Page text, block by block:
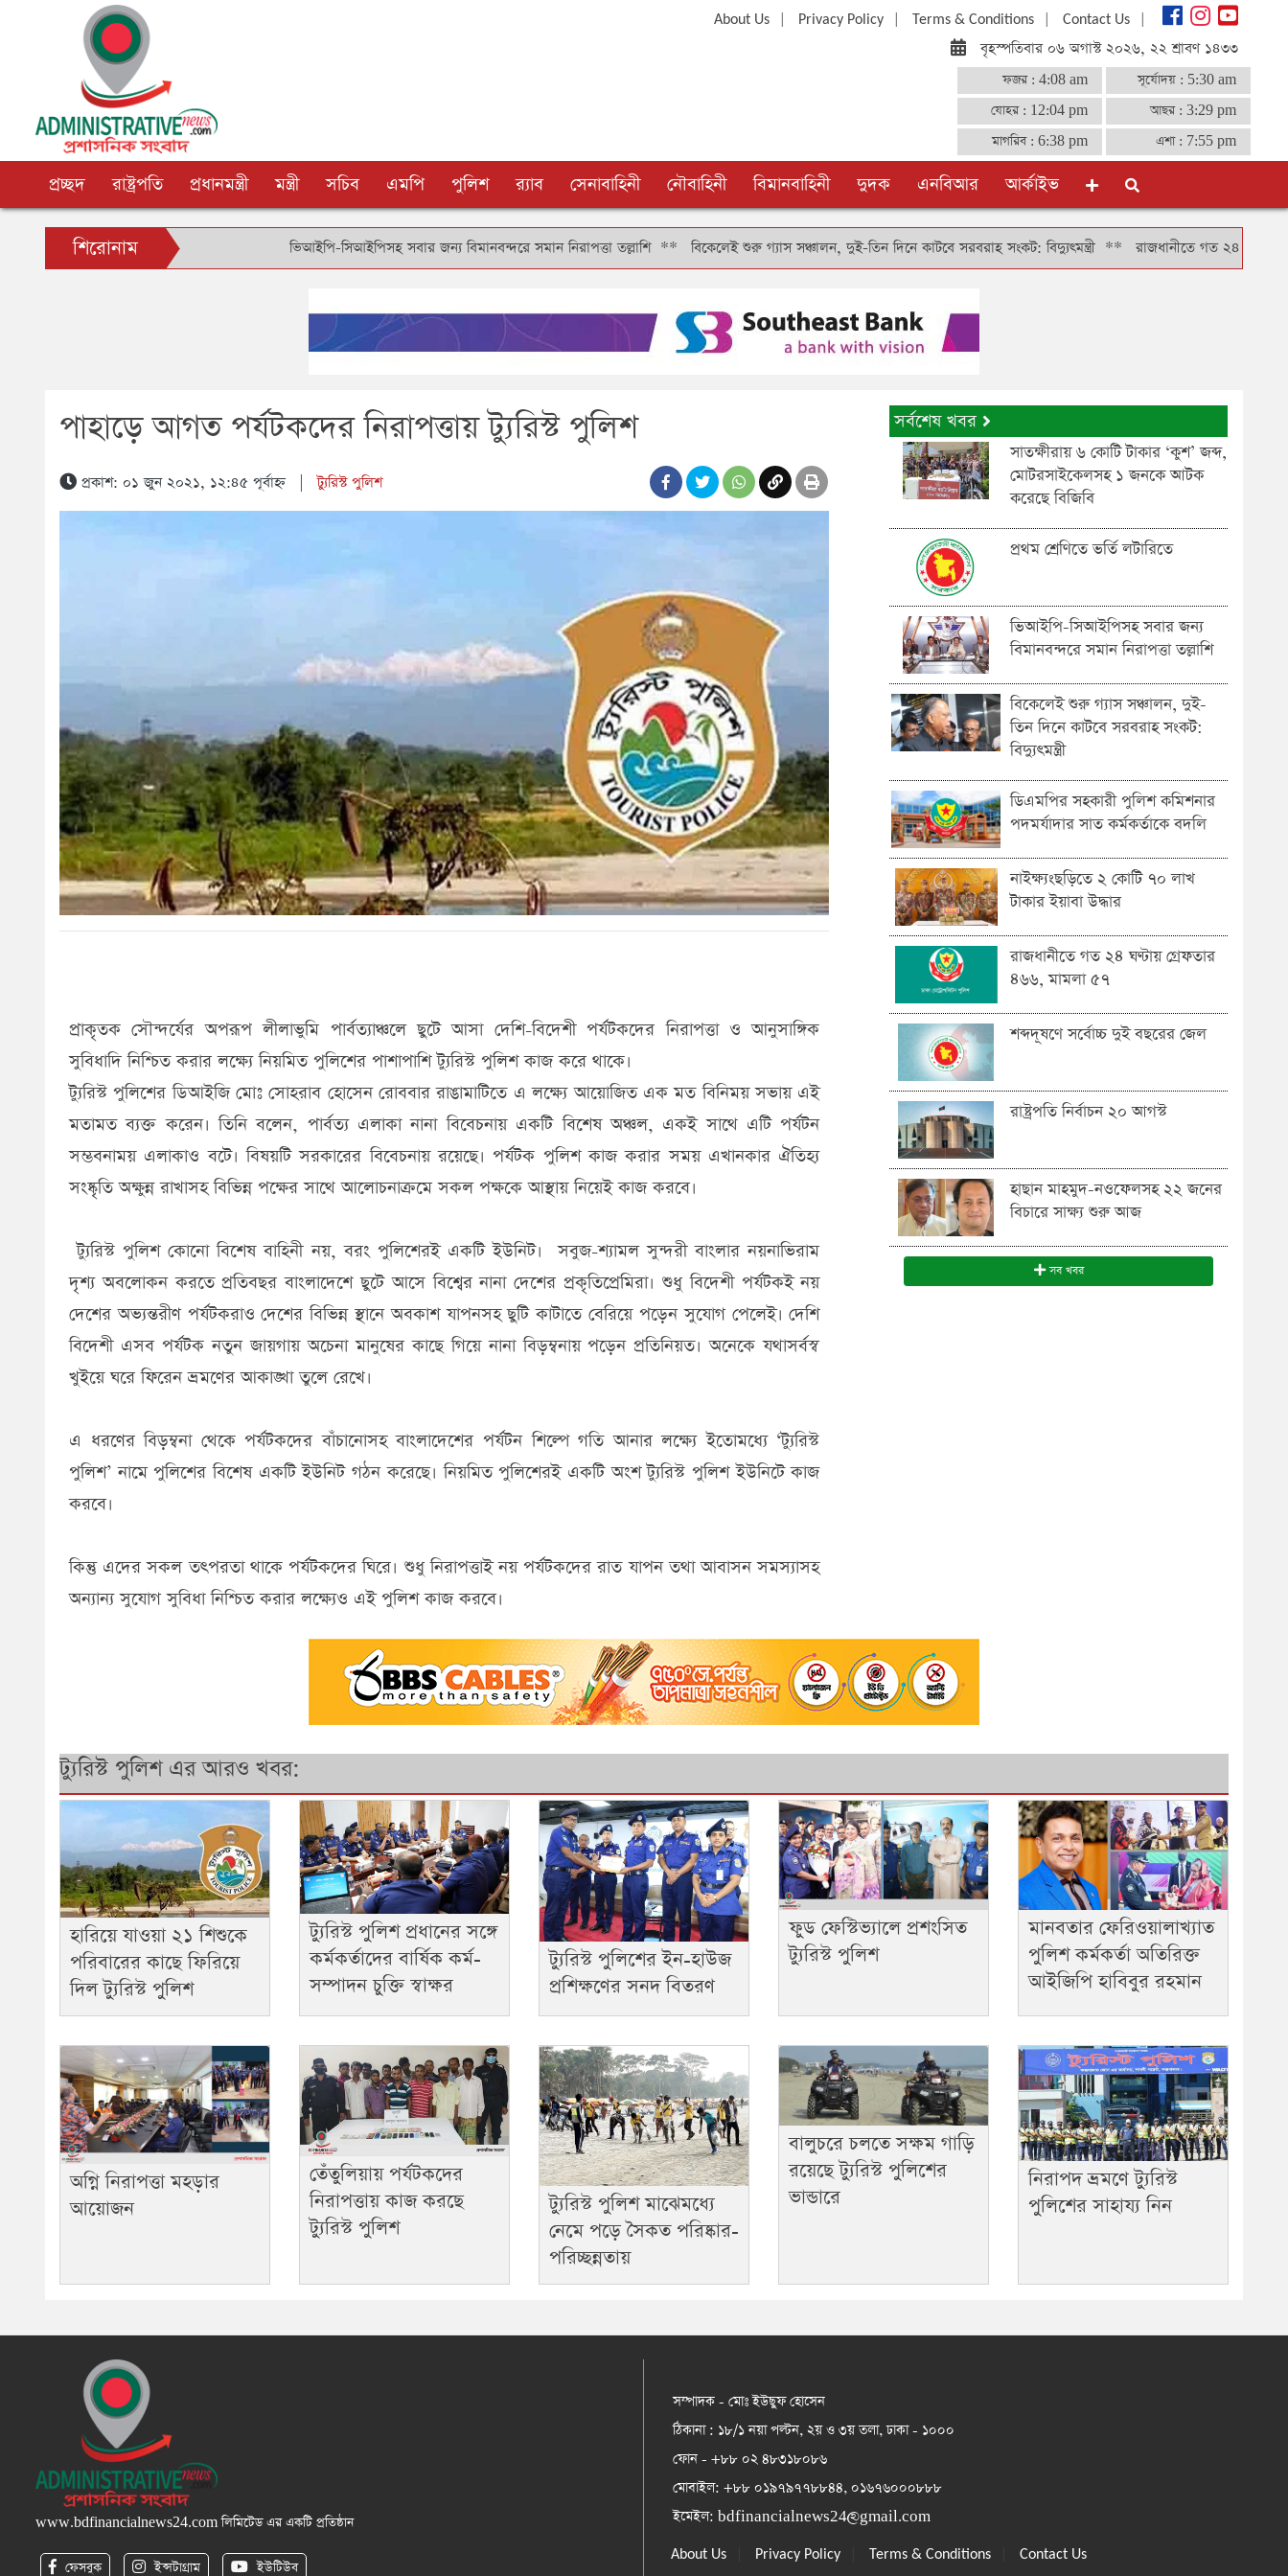
About Us| Privacy Policy| Terms & Conditions| Contact Us|
বৃহস্পতিবার ০৬ অগাস্ট ২০২৬, ২২ শ্রাবণ ১৪৩৩
ফজর : 4:08 am সূর্যোদয় : 5:30 am
যোহর : 12:04 pm আছর : 3:29 pm
মাগরিব : 6:38 pm এশা : 7:55 pm
প্রচ্ছদ রাষ্ট্রপতি প্রধানমন্ত্রী মন্ত্রী সচিব এমপি পুলিশ র‍্যাব সেনাবাহিনী নৌবাহিনী বিমানবাহিনী দুদক এনবিআর আর্কাইভ
শিরোনাম ভিআইপি-সিআইপিসহ সবার জন্য বিমানবন্দরে সমান নিরাপত্তা তল্লাশি**বিকেলেই শুরু গ্যাস সঞ্চালন, দুই-তিন দিনে কাটবে সরবরাহ সংকট: বিদ্যুৎমন্ত্রী**রাজধানীতে গত ২৪ ঘণ্টায় গ্রেফতার
পাহাড়ে আগত পর্যটকদের নিরাপত্তায় ট্যুরিস্ট পুলিশ
প্রকাশ: ০১ জুন ২০২১, ১২:৪৫ পূর্বাহ্ন|ট্যুরিস্ট পুলিশ
প্রাকৃতক সৌন্দর্যের অপরূপ লীলাভুমি পার্বত্যাঞ্চলে ছুটে আসা দেশি-বিদেশী পর্যটকদের নিরাপত্তা ও আনুসাঙ্গিক
সুবিধাদি নিশ্চিত করার লক্ষ্যে নিয়মিত পুলিশের পাশাপাশি ট্যুরিস্ট পুলিশ কাজ করে থাকে।
ট্যুরিস্ট পুলিশের ডিআইজি মোঃ সোহরাব হোসেন রোববার রাঙামাটিতে এ লক্ষ্যে আয়োজিত এক মত বিনিময় সভায় এই
মতামত ব্যক্ত করেন। তিনি বলেন, পার্বত্য এলাকা নানা বিবেচনায় একটি বিশেষ অঞ্চল, একই সাথে এটি পর্যটন
সম্ভবনাময় এলাকাও বটে। বিষয়টি সরকারের বিবেচনায় রয়েছে। পর্যটক পুলিশ কাজ করার সময় এখানকার ঐতিহ্য
সংষ্কৃতি অক্ষুন্ন রাখাসহ বিভিন্ন পক্ষের সাথে আলোচনাক্রমে সকল পক্ষকে আস্থায় নিয়েই কাজ করবে।
ট্যুরিস্ট পুলিশ কোনো বিশেষ বাহিনী নয়, বরং পুলিশেরই একটি ইউনিট। সবুজ-শ্যামল সুন্দরী বাংলার নয়নাভিরাম
দৃশ্য অবলোকন করতে প্রতিবছর বাংলাদেশে ছুটে আসে বিশ্বের নানা দেশের প্রকৃতিপ্রেমিরা। শুধু বিদেশী পর্যটকই নয়
দেশের অভ্যন্তরীণ পর্যটকরাও দেশের বিভিন্ন স্থানে অবকাশ যাপনসহ ছুটি কাটাতে বেরিয়ে পড়েন সুযোগ পেলেই। দেশি
বিদেশী এসব পর্যটক নতুন জায়গায় অচেনা মানুষের কাছে গিয়ে নানা বিড়ম্বনায় পড়েন প্রতিনিয়ত। অনেকে যথাসর্বস্ব
খুইয়ে ঘরে ফিরেন ভ্রমণের আকাঙ্খা তুলে রেখে।
এ ধরণের বিড়ম্বনা থেকে পর্যটকদের বাঁচানোসহ বাংলাদেশের পর্যটন শিল্পে গতি আনার লক্ষ্যে ইতোমধ্যে ‘ট্যুরিস্ট
পুলিশ’ নামে পুলিশের বিশেষ একটি ইউনিট গঠন করেছে। নিয়মিত পুলিশেরই একটি অংশ ট্যুরিস্ট পুলিশ ইউনিটে কাজ
করবে।
কিন্তু এদের সকল তৎপরতা থাকে পর্যটকদের ঘিরে। শুধু নিরাপত্তাই নয় পর্যটকদের রাত যাপন তথা আবাসন সমস্যাসহ
অন্যান্য সুযোগ সুবিধা নিশ্চিত করার লক্ষ্যেও এই পুলিশ কাজ করবে।
সর্বশেষ খবর
সাতক্ষীরায় ৬ কোটি টাকার ‘কুশ’ জব্দ,
মোটরসাইকেলসহ ১ জনকে আটক
করেছে বিজিবি
প্রথম শ্রেণিতে ভর্তি লটারিতে
ভিআইপি-সিআইপিসহ সবার জন্য
বিমানবন্দরে সমান নিরাপত্তা তল্লাশি
বিকেলেই শুরু গ্যাস সঞ্চালন, দুই-
তিন দিনে কাটবে সরবরাহ সংকট:
বিদ্যুৎমন্ত্রী
ডিএমপির সহকারী পুলিশ কমিশনার
পদমর্যাদার সাত কর্মকর্তাকে বদলি
নাইক্ষ্যংছড়িতে ২ কোটি ৭০ লাখ
টাকার ইয়াবা উদ্ধার
রাজধানীতে গত ২৪ ঘণ্টায় গ্রেফতার
৪৬৬, মামলা ৫৭
শব্দদূষণে সর্বোচ্চ দুই বছরের জেল
রাষ্ট্রপতি নির্বাচন ২০ আগস্ট
হাছান মাহমুদ-নওফেলসহ ২২ জনের
বিচারে সাক্ষ্য শুরু আজ
সব খবর
ট্যুরিস্ট পুলিশ এর আরও খবর:
হারিয়ে যাওয়া ২১ শিশুকে
পরিবারের কাছে ফিরিয়ে
দিল ট্যুরিস্ট পুলিশ
ট্যুরিস্ট পুলিশ প্রধানের সঙ্গে
কর্মকর্তাদের বার্ষিক কর্ম-
সম্পাদন চুক্তি স্বাক্ষর
ট্যুরিস্ট পুলিশের ইন-হাউজ
প্রশিক্ষণের সনদ বিতরণ
ফুড ফেস্টিভ্যালে প্রশংসিত
ট্যুরিস্ট পুলিশ
মানবতার ফেরিওয়ালাখ্যাত
পুলিশ কর্মকর্তা অতিরিক্ত
আইজিপি হাবিবুর রহমান
অগ্নি নিরাপত্তা মহড়ার
আয়োজন
তেঁতুলিয়ায় পর্যটকদের
নিরাপত্তায় কাজ করছে
ট্যুরিস্ট পুলিশ
ট্যুরিস্ট পুলিশ মাঝেমধ্যে
নেমে পড়ে সৈকত পরিষ্কার-
পরিচ্ছন্নতায়
বালুচরে চলতে সক্ষম গাড়ি
রয়েছে ট্যুরিস্ট পুলিশের
ভান্ডারে
নিরাপদ ভ্রমণে ট্যুরিস্ট
পুলিশের সাহায্য নিন
www.bdfinancialnews24.comলিমিটেড এর একটি প্রতিষ্ঠান
ফেসবুক ইন্সটাগ্রাম ইউটিউব
সম্পাদক - মোঃ ইউছুফ হোসেন
ঠিকানা : ১৮/১ নয়া পল্টন, ২য় ও ৩য় তলা, ঢাকা - ১০০০
ফোন - +৮৮ ০২ ৪৮৩১৮০৮৬
মোবাইল: +৮৮ ০১৯৭৯৭৭৮৮৪৪, ০১৬৭৬০০০৮৮৮
ইমেইল: bdfinancialnews24@gmail.com
About Us Privacy Policy Terms & Conditions Contact Us